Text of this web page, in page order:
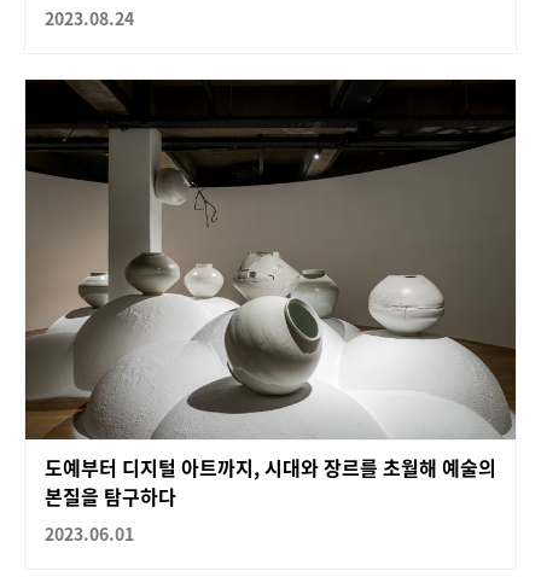
2023.08.24
도예부터 디지털 아트까지, 시대와 장르를 초월해 예술의
본질을 탐구하다
2023.06.01